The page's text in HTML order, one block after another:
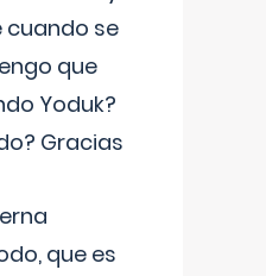
cuando se
que
Yoduk?
Gracias
que es